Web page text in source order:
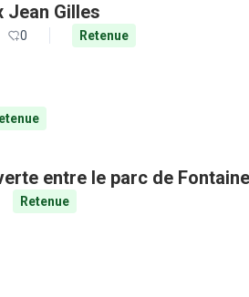
Jean Gilles
0 Retenue
entre le parc de
Retenue